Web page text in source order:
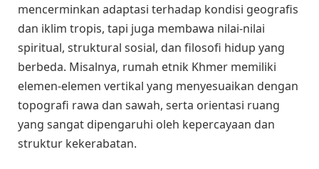
mencerminkan adaptasi terhadap kondisi geografis
dan iklim tropis, tapi juga membawa nilai-nilai
spiritual, struktural sosial, dan filosofi hidup yang
berbeda. Misalnya, rumah etnik Khmer memiliki
elemen-elemen vertikal yang menyesuaikan dengan
topografi rawa dan sawah, serta orientasi ruang
yang sangat dipengaruhi oleh kepercayaan dan
struktur kekerabatan.